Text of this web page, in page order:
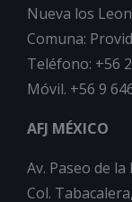
Nueva los
Comuna:
Teléfono: +56
Móvil. +56 9
AFJ MÉXICO
Av. Paseo de
Col.